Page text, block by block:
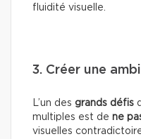
fluidité visuelle.
3. Créer une
L’un des grands défis
multiples est de ne
visuelles